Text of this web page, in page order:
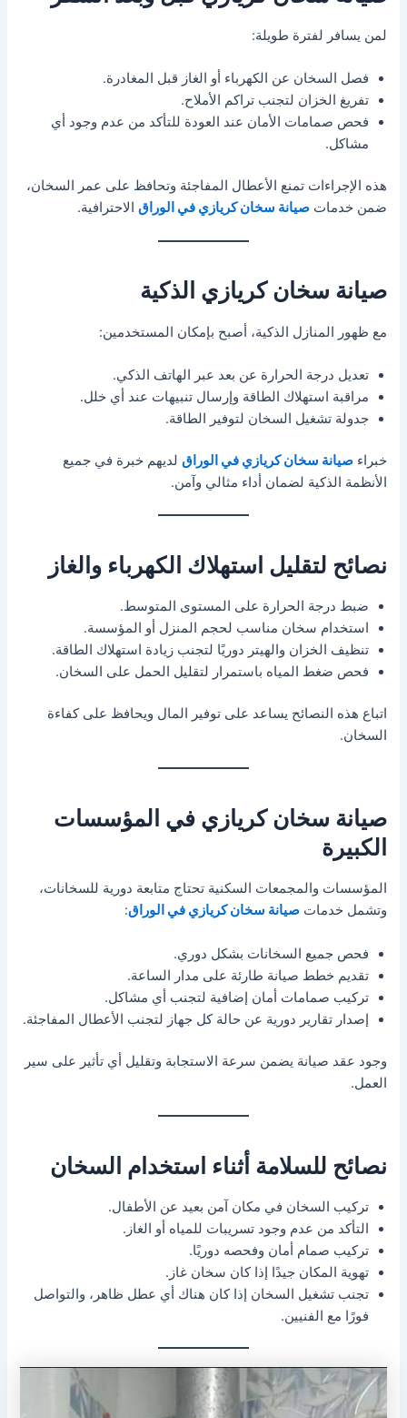
لمن يسافر لفترة طويلة:
فصل السخان عن الكهرباء أو الغاز قبل المغادرة.
تفريغ الخزان لتجنب تراكم الأملاح.
فحص صمامات الأمان عند العودة للتأكد من عدم وجود أي
مشاكل.
هذه الإجراءات تمنع الأعطال المفاجئة وتحافظ على عمر السخان،
ضمن خدماتصيانة سخان كريازي في الوراق الاحترافية.
صيانة سخان كريازي الذكية
مع ظهور المنازل الذكية، أصبح بإمكان المستخدمين:
تعديل درجة الحرارة عن بعد عبر الهاتف الذكي.
مراقبة استهلاك الطاقة وإرسال تنبيهات عند أي خلل.
جدولة تشغيل السخان لتوفير الطاقة.
خبراءصيانة سخان كريازي في الوراق لديهم خبرة في جميع
الأنظمة الذكية لضمان أداء مثالي وآمن.
نصائح لتقليل استهلاك الكهرباء والغاز
ضبط درجة الحرارة على المستوى المتوسط.
استخدام سخان مناسب لحجم المنزل أو المؤسسة.
تنظيف الخزان والهيتر دوريًا لتجنب زيادة استهلاك الطاقة.
فحص ضغط المياه باستمرار لتقليل الحمل على السخان.
اتباع هذه النصائح يساعد على توفير المال ويحافظ على كفاءة
السخان.
صيانة سخان كريازي في المؤسسات
الكبيرة
المؤسسات والمجمعات السكنية تحتاج متابعة دورية للسخانات،
وتشمل خدماتصيانة سخان كريازي في الوراق:
فحص جميع السخانات بشكل دوري.
تقديم خطط صيانة طارئة على مدار الساعة.
تركيب صمامات أمان إضافية لتجنب أي مشاكل.
إصدار تقارير دورية عن حالة كل جهاز لتجنب الأعطال المفاجئة.
وجود عقد صيانة يضمن سرعة الاستجابة وتقليل أي تأثير على سير
العمل.
نصائح للسلامة أثناء استخدام السخان
تركيب السخان في مكان آمن بعيد عن الأطفال.
التأكد من عدم وجود تسريبات للمياه أو الغاز.
تركيب صمام أمان وفحصه دوريًا.
تهوية المكان جيدًا إذا كان سخان غاز.
تجنب تشغيل السخان إذا كان هناك أي عطل ظاهر، والتواصل
فورًا مع الفنيين.